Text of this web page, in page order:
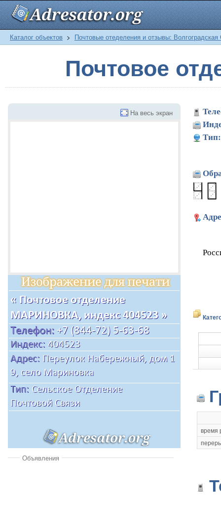
Каталог объектов > Почтовые отеделения и отзывы: Волгоградская
Почтовое
На весь экран
Объявления
Тип:
время